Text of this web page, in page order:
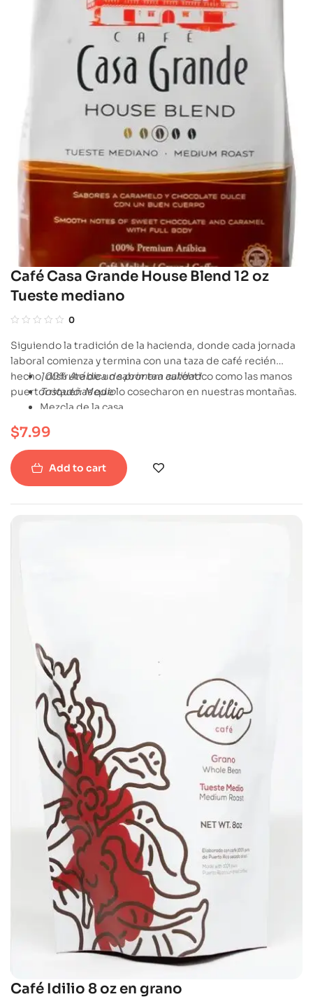
Café Casa Grande House Blend 12 oz
Tueste mediano
0
Siguiendo la tradición de la hacienda, donde cada jornada
laboral comienza y termina con una taza de café recién
hecho, disfrute de un sabor tan auténtico como las manos
puertorriqueñas que lo cosecharon en nuestras montañas.
100% Arábica de primera calidad
Tostado: Medio
Mezcla de la casa
$7.99
Add to cart
Café Idilio 8 oz en grano